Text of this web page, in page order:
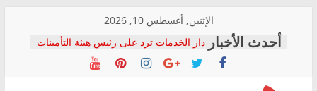
content
الإثنين, أغسطس 10, 2026
دار الخدمات ترد على رئيس هيئة التأمينات
بعد مؤتمره الصحفي: إنكار الأزمة لا ينهي
معاناة أصحاب المعاشات.. ونطالب بكشف